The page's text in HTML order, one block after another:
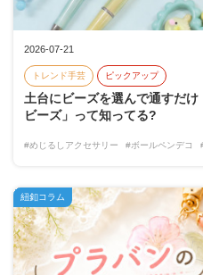
2026-07-21
トレンド手芸 ピックアップ
土台にビーズを選んで通すだ
ビーズ」って知ってる?
#めじるしアクセサリー #ボールペンデコ
紐釦コラム